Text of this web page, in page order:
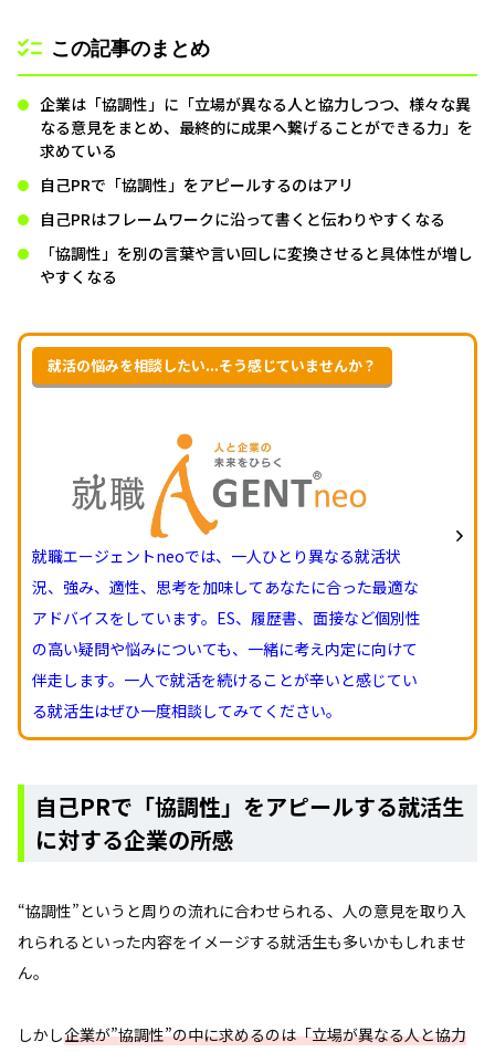
この記事のまとめ
企業は「協調性」に「立場が異なる人と協力しつつ、様々な異
なる意見をまとめ、最終的に成果へ繋げることができる力」を
求めている
自己PRで「協調性」をアピールするのはアリ
自己PRはフレームワークに沿って書くと伝わりやすくなる
「協調性」を別の言葉や言い回しに変換させると具体性が増し
やすくなる
就活の悩みを相談したい...そう感じていませんか？
就職エージェントneoでは、一人ひとり異なる就活状
況、強み、適性、思考を加味してあなたに合った最適な
アドバイスをしています。ES、履歴書、面接など個別性
の高い疑問や悩みについても、一緒に考え内定に向けて
伴走します。一人で就活を続けることが辛いと感じてい
る就活生はぜひ一度相談してみてください。
自己PRで「協調性」をアピールする就活生
に対する企業の所感
“協調性”というと周りの流れに合わせられる、人の意見を取り入
れられるといった内容をイメージする就活生も多いかもしれませ
ん。
しかし企業が”協調性”の中に求めるのは「立場が異なる人と協力